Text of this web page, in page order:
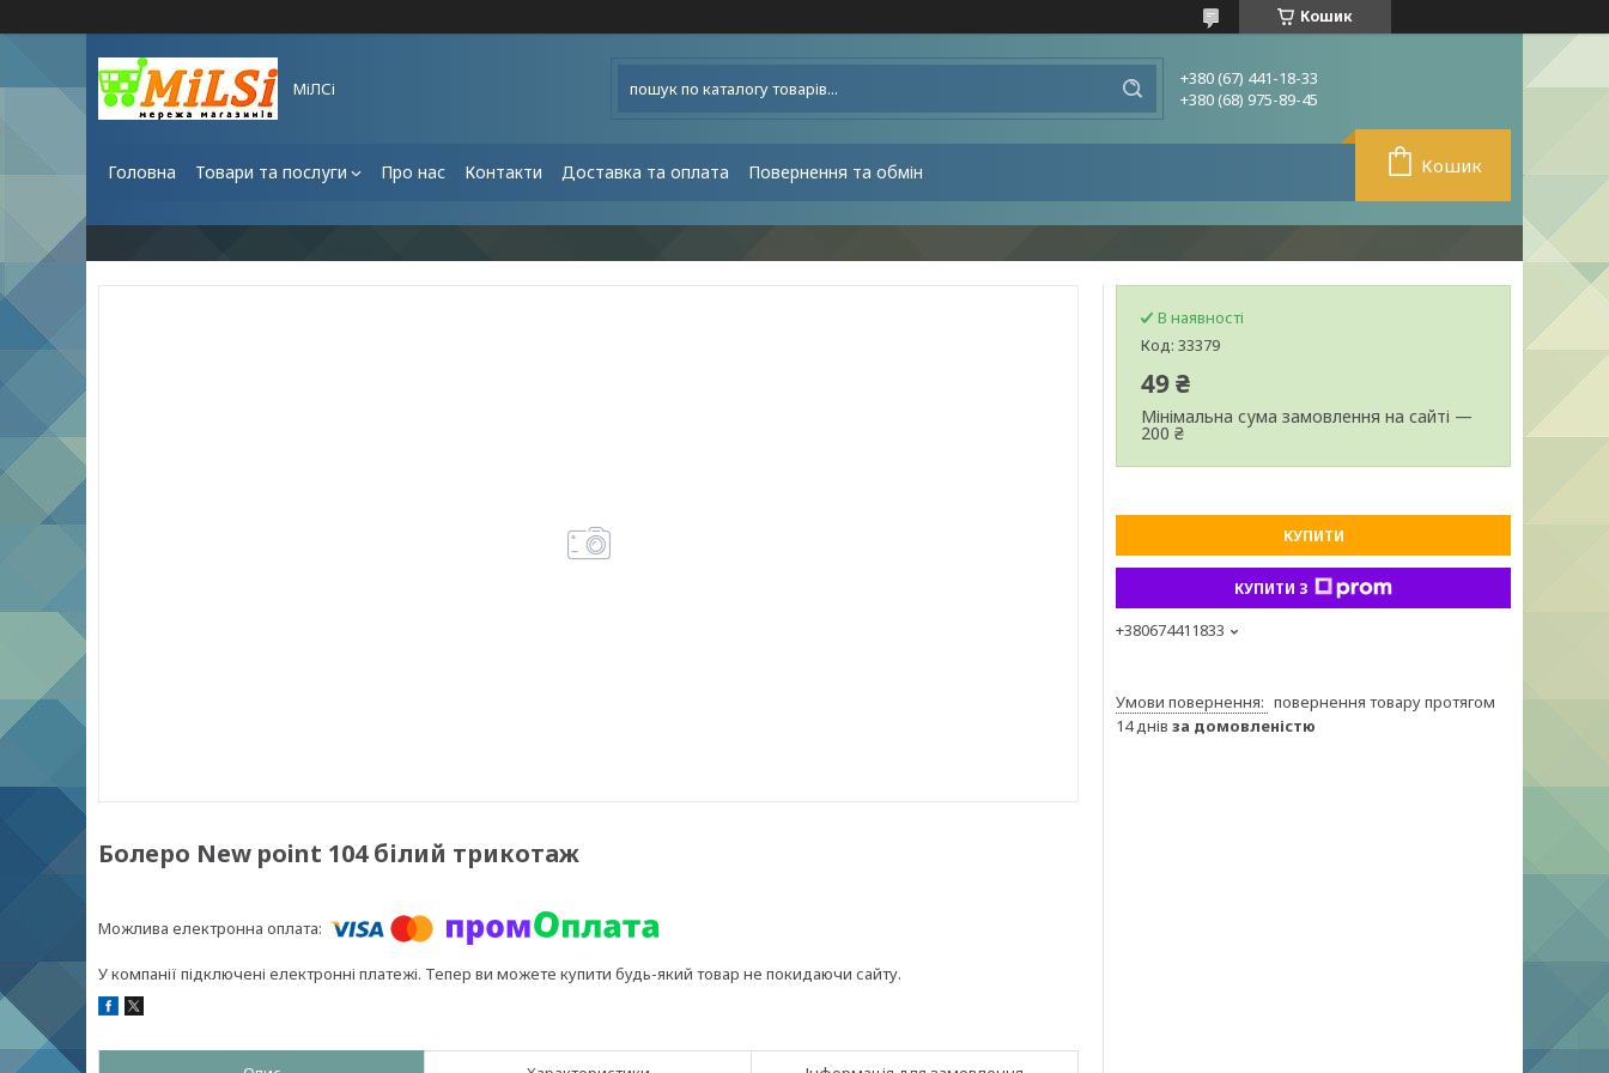
Кошик
МіЛСі
+380 (67) 441-18-33
+380 (68) 975-89-45
Головна Товари та послуги Про нас Контакти Доставка та оплата Повернення та обмін Кошик
Болеро New point 104 білий трикотаж
У компанії підключені електронні платежі. Тепер ви можете купити будь-який товар не покидаючи сайту.
В наявності
Код: 33379
49 ₴
Мінімальна сума замовлення на сайті —
200 ₴
КУПИТИ
КУПИТИ З
+380674411833
повернення товару протягом
14 днів за домовленістю